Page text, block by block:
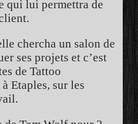
qui lui permettra de
chercha un salon de
ses projets et c’est
de Tattoo
Etaples, sur les